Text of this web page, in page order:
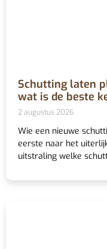
Schutting laten
wat is de beste
2 augustus 2026
Wie een nieuwe
eerste naar het
uitstraling welke